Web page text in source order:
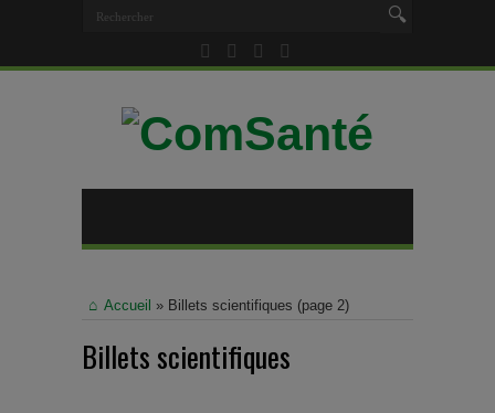
Accueil » Billets scientifiques (page 2)
Billets scientifiques